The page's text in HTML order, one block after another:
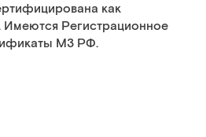
как
Имеются Регистрационное
МЗ РФ.